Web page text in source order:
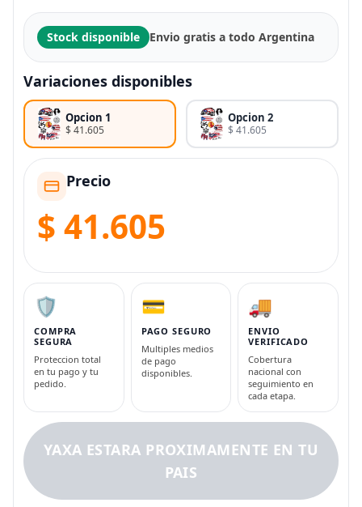
Stock disponible Envio gratis a todo Argentina
Variaciones disponibles
Opcion 1
$ 41.605
Opcion 2
$ 41.605
Precio
$ 41.605
🛡️
COMPRA
SEGURA
Proteccion total
en tu pago y tu
pedido.
💳
PAGO SEGURO
Multiples medios
de pago
disponibles.
🚚
ENVIO
VERIFICADO
Cobertura
nacional con
seguimiento en
cada etapa.
YAXA ESTARA PROXIMAMENTE EN TU
PAIS